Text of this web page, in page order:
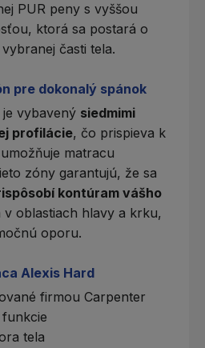
PUR peny s vyššou
ktorá sa postará o
časti tela.
pre dokonalý spánok
vybavený siedmimi
profilácie, čo prispieva k
matracu
zóny garantujú, že sa
kontúram vášho
v oblastiach hlavy a krku,
oporu.
Alexis Hard
firmou Carpenter
tela